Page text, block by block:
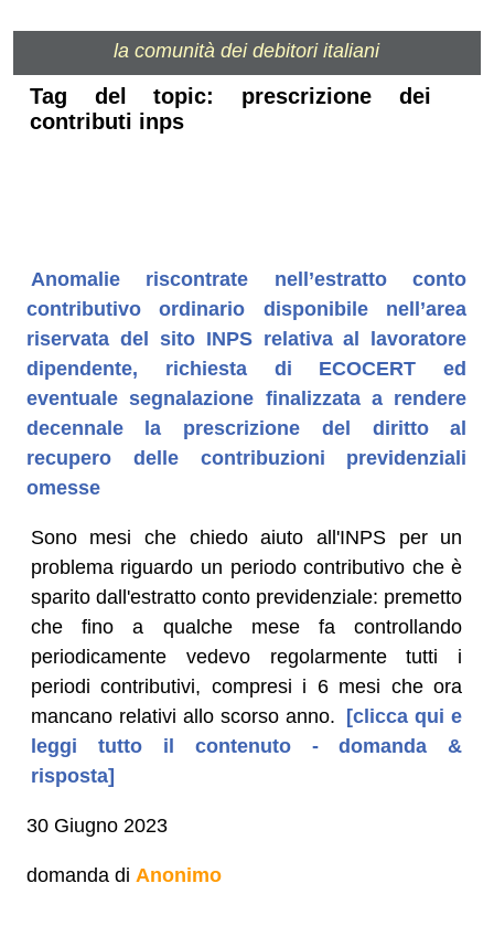
la comunità dei debitori italiani
Tag del topic: prescrizione dei
contributi inps
Anomalie riscontrate nell’estratto conto
contributivo ordinario disponibile nell’area
riservata del sito INPS relativa al lavoratore
dipendente, richiesta di ECOCERT ed
eventuale segnalazione finalizzata a rendere
decennale la prescrizione del diritto al
recupero delle contribuzioni previdenziali
omesse
Sono mesi che chiedo aiuto all'INPS per un
problema riguardo un periodo contributivo che è
sparito dall'estratto conto previdenziale: premetto
che fino a qualche mese fa controllando
periodicamente vedevo regolarmente tutti i
periodi contributivi, compresi i 6 mesi che ora
mancano relativi allo scorso anno. [clicca qui e
leggi tutto il contenuto - domanda &
risposta]
30 Giugno 2023
domanda di Anonimo